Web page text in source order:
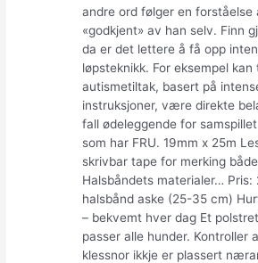
andre ord følger en forståelse
«godkjent» av han selv. Finn
da er det lettere å få opp
løpsteknikk. For eksempel kan
autismetiltak, basert på
instruksjoner, være direkte
fall ødeleggende for
som har FRU. 19mm x 25m
skrivbar tape for merking
Halsbåndets materialer…
halsbånd aske (25-35 cm)
– bekvemt hver dag Et
passer alle hunder. Kontroller
klessnor ikkje er plassert